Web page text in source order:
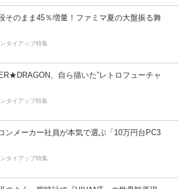
そのまま45％増量！ファミマ夏の大盤振る舞
タイアップ特集
、自ら描いた”レトロフューチャ
タイアップ特集
ンメーカー社員が本気で選ぶ「10万円台PC3
タイアップ特集